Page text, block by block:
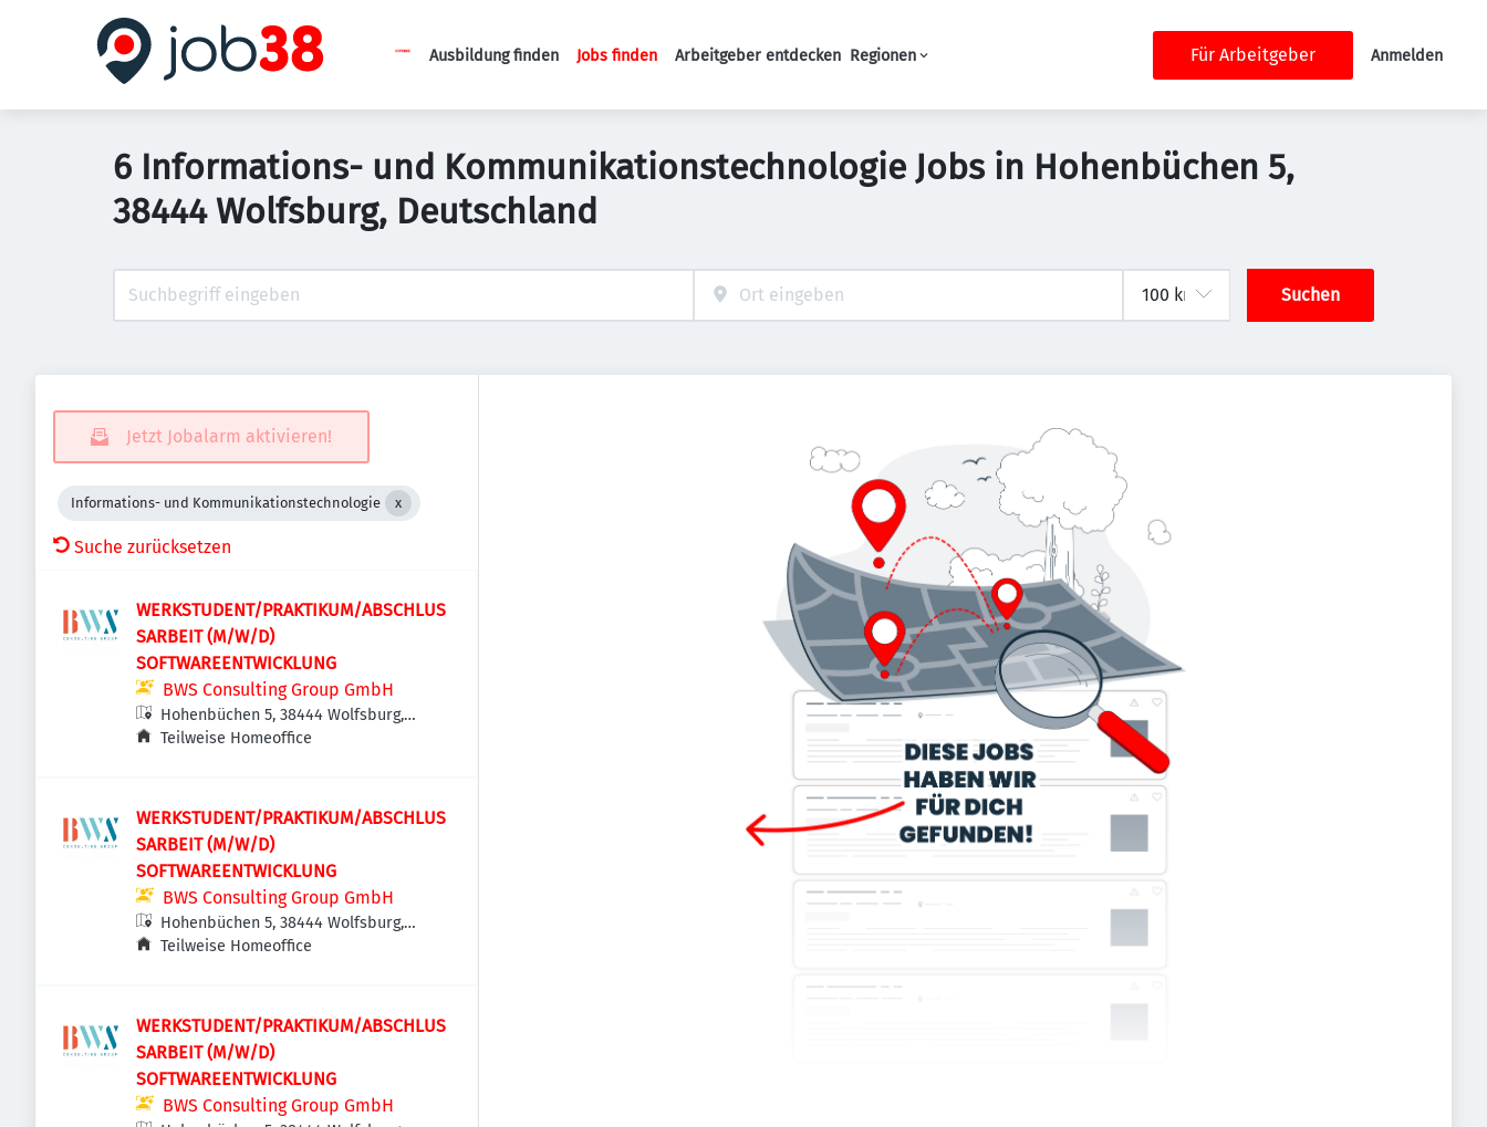
Haupt-Navigation
Ausbildung finden Jobs finden Arbeitgeber entdecken Regionen Für Arbeitgeber Anmelden
6 Informations- und Kommunikationstechnologie Jobs in Hohenbüchen 5,
38444 Wolfsburg, Deutschland
Suchen
Jetzt Jobalarm aktivieren!
Informations- und Kommunikationstechnologie
Suche zurücksetzen
WERKSTUDENT/PRAKTIKUM/ABSCHLUS
SARBEIT (M/W/D)
SOFTWAREENTWICKLUNG
BWS Consulting Group GmbH
Hohenbüchen 5, 38444 Wolfsburg,
Deutschland
Teilweise Homeoffice
WERKSTUDENT/PRAKTIKUM/ABSCHLUS
SARBEIT (M/W/D)
SOFTWAREENTWICKLUNG
BWS Consulting Group GmbH
Hohenbüchen 5, 38444 Wolfsburg,
Deutschland
Teilweise Homeoffice
WERKSTUDENT/PRAKTIKUM/ABSCHLUS
SARBEIT (M/W/D)
SOFTWAREENTWICKLUNG
BWS Consulting Group GmbH